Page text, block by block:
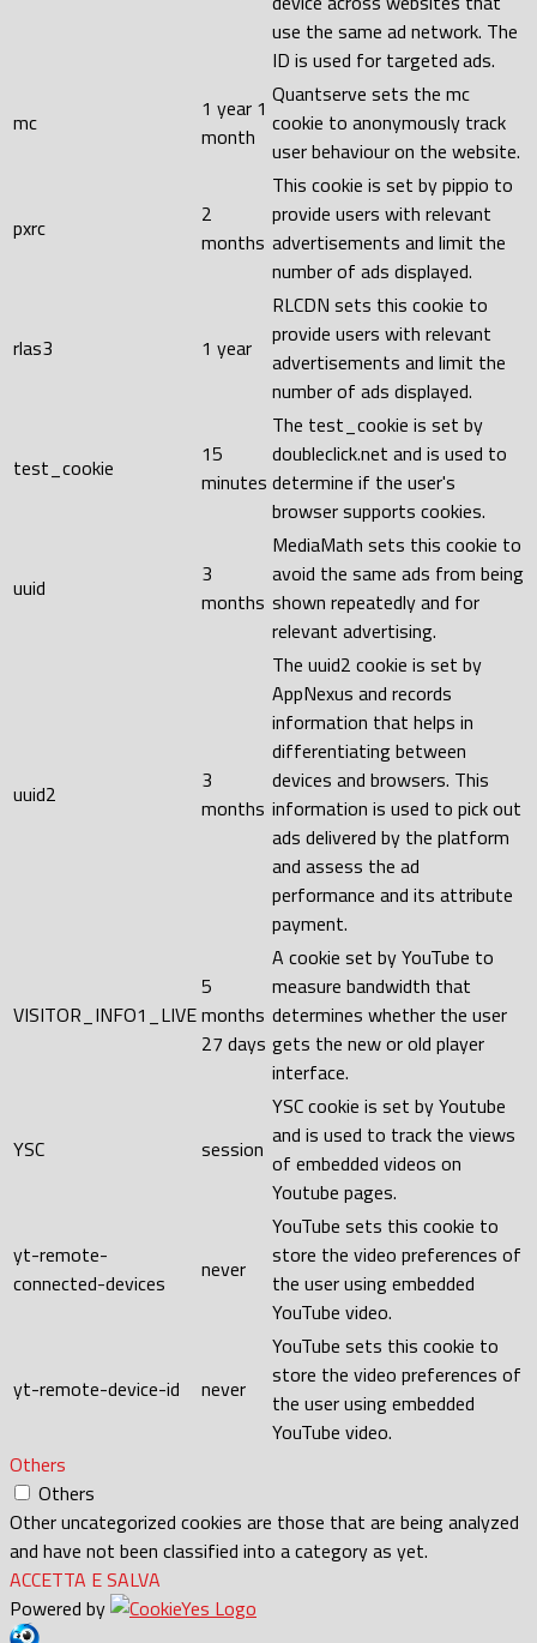
use the same ad network. The
ID is used for targeted ads.
mc
1 year 1
month
Quantserve sets the mc
cookie to anonymously track
user behaviour on the website.
pxrc
2
months
This cookie is set by pippio to
provide users with relevant
advertisements and limit the
number of ads displayed.
rlas3 1 year
RLCDN sets this cookie to
provide users with relevant
advertisements and limit the
number of ads displayed.
test_cookie
15
minutes
The test_cookie is set by
doubleclick.net and is used to
determine if the user's
browser supports cookies.
uuid
3
months
MediaMath sets this cookie to
avoid the same ads from being
shown repeatedly and for
relevant advertising.
uuid2
3
months
The uuid2 cookie is set by
AppNexus and records
information that helps in
differentiating between
devices and browsers. This
information is used to pick out
ads delivered by the platform
and assess the ad
performance and its attribute
payment.
VISITOR_INFO1_LIVE
5
months
27 days
A cookie set by YouTube to
measure bandwidth that
determines whether the user
gets the new or old player
interface.
YSC session
YSC cookie is set by Youtube
and is used to track the views
of embedded videos on
Youtube pages.
yt-remote-
connected-devices
never
YouTube sets this cookie to
store the video preferences of
the user using embedded
YouTube video.
yt-remote-device-id never
YouTube sets this cookie to
store the video preferences of
the user using embedded
YouTube video.
Others
Others
Other uncategorized cookies are those that are being analyzed
and have not been classified into a category as yet.
ACCETTA E SALVA
Powered by